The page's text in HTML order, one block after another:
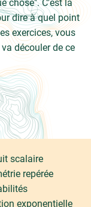
chose". C'est la
dire à quel point
exercices, vous
découler de ce
scalaire
repérée
exponentielle